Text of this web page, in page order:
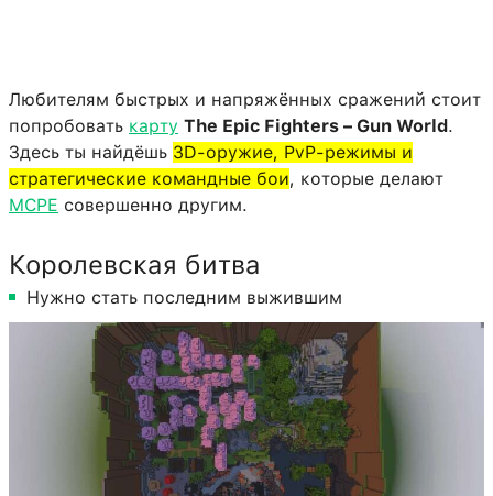
Любителям быстрых и напряжённых сражений стоит
попробовать карту The Epic Fighters – Gun World .
Здесь ты найдёшь 3D-оружие, PvP-режимы и
стратегические командные бои, которые делают
MCPE совершенно другим.
Королевская битва
Нужно стать последним выжившим